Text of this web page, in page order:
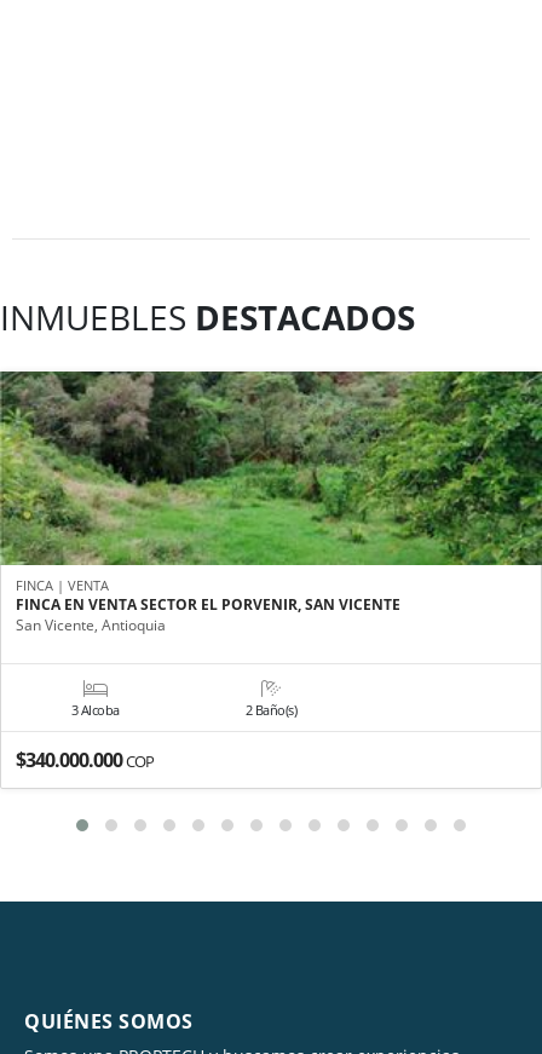
INMUEBLES DESTACADOS
FINCA | VENTA
FINCA EN VENTA SECTOR EL PORVENIR, SAN VICENTE
San Vicente, Antioquia
3 Alcoba 2 Baño(s)
$340.000.000COP
QUIÉNES SOMOS